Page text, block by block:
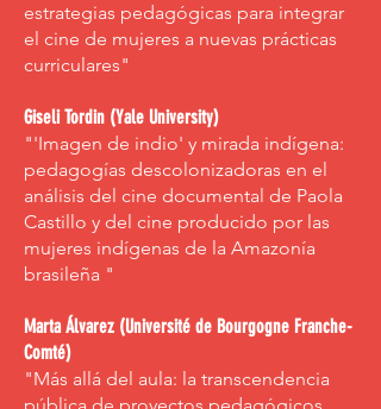
estrategias pedagógicas para integrar
el cine de mujeres a nuevas prácticas
curriculares"
Giseli Tordin (Yale University)
"'Imagen de indio' y mirada indígena:
pedagogías descolonizadoras en el
análisis del cine documental de Paola
Castillo y del cine producido por las
mujeres indígenas de la Amazonía
brasileña "
Marta Álvarez (Université de Bourgogne Franche-
Comté)
"Más allá del aula: la transcendencia